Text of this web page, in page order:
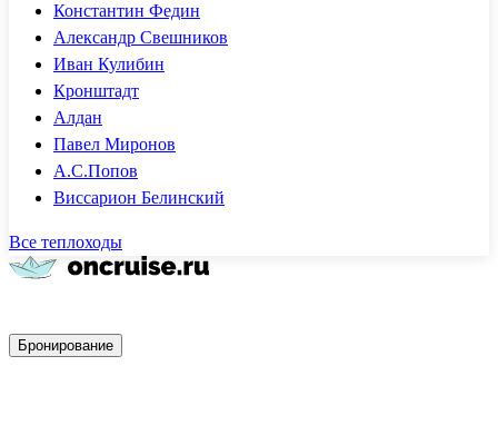
Константин Федин
Александр Свешников
Иван Кулибин
Кронштадт
Алдан
Павел Миронов
А.С.Попов
Виссарион Белинский
Все теплоходы
Бронирование